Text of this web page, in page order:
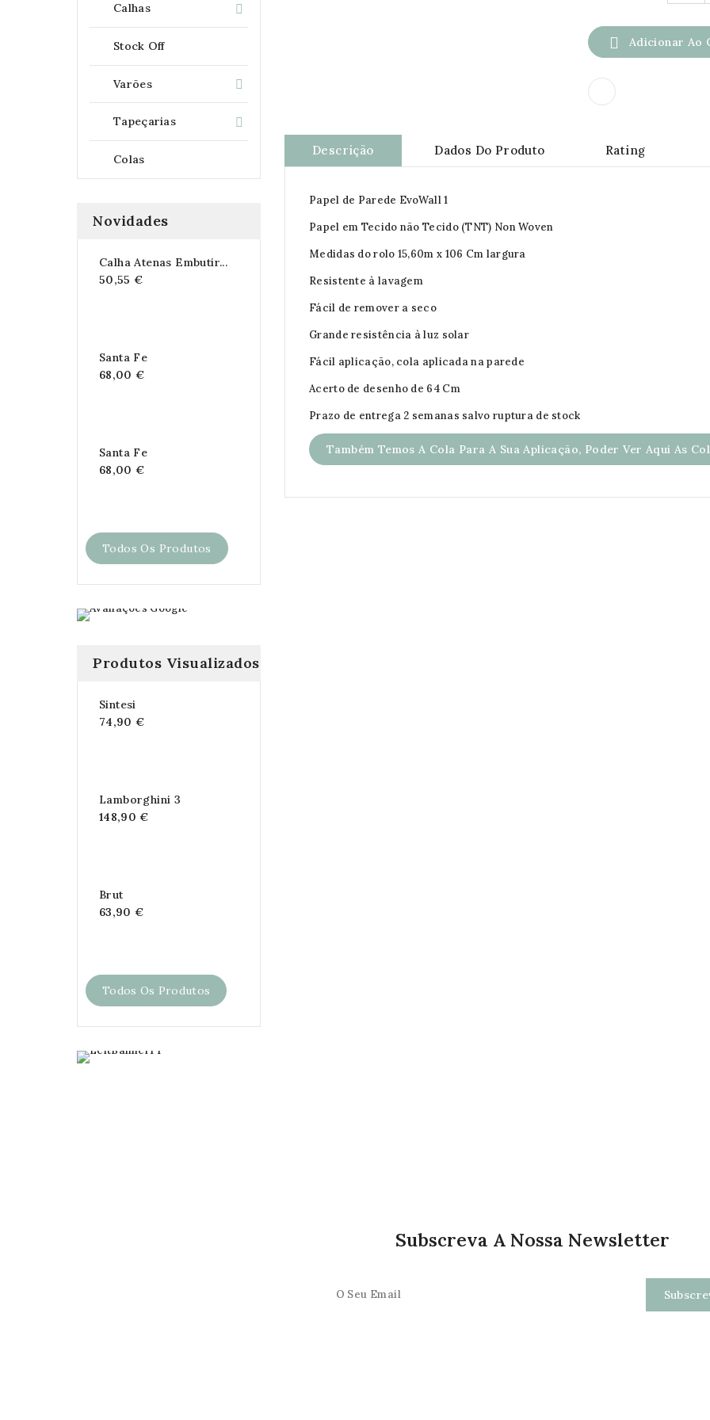

Calhas
Stock Off

Varões

Tapeçarias
Colas
Novidades
Calha Atenas Embutir...
50,55 €
Santa Fe
68,00 €
Santa Fe
68,00 €
Todos Os Produtos
Produtos Visualizados
Sintesi
74,90 €
Lamborghini 3
148,90 €
Brut
63,90 €
Todos Os Produtos
 Adicionar Ao
Descrição Dados Do Produto Rating
Papel de Parede EvoWall 1
Papel em Tecido não Tecido (TNT) Non Woven
Medidas do rolo 15,60m x 106 Cm largura
Resistente à lavagem
Fácil de remover a seco
Grande resistência à luz solar
Fácil aplicação, cola aplicada na parede
Acerto de desenho de 64 Cm
Prazo de entrega 2 semanas salvo ruptura de stock
Também Temos A Cola Para A Sua Aplicação, Poder Ver Aqui As
Subscreva A Nossa Newsletter